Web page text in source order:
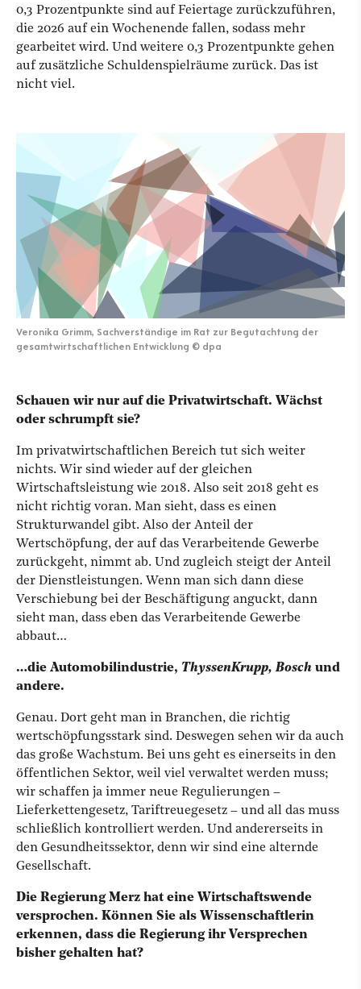
0,3 Prozentpunkte sind auf Feiertage zurückzuführen,
die 2026 auf ein Wochenende fallen, sodass mehr
gearbeitet wird. Und weitere 0,3 Prozentpunkte gehen
auf zusätzliche Schuldenspielräume zurück. Das ist
nicht viel.
Veronika Grimm, Sachverständige im Rat zur Begutachtung der
gesamtwirtschaftlichen Entwicklung © dpa
Schauen wir nur auf die Privatwirtschaft. Wächst
oder schrumpft sie?
Im privatwirtschaftlichen Bereich tut sich weiter
nichts. Wir sind wieder auf der gleichen
Wirtschaftsleistung wie 2018. Also seit 2018 geht es
nicht richtig voran. Man sieht, dass es einen
Strukturwandel gibt. Also der Anteil der
Wertschöpfung, der auf das Verarbeitende Gewerbe
zurückgeht, nimmt ab. Und zugleich steigt der Anteil
der Dienstleistungen. Wenn man sich dann diese
Verschiebung bei der Beschäftigung anguckt, dann
sieht man, dass eben das Verarbeitende Gewerbe
abbaut…
…die Automobilindustrie, ThyssenKrupp, Bosch und
andere.
Genau. Dort geht man in Branchen, die richtig
wertschöpfungsstark sind. Deswegen sehen wir da auch
das große Wachstum. Bei uns geht es einerseits in den
öffentlichen Sektor, weil viel verwaltet werden muss;
wir schaffen ja immer neue Regulierungen –
Lieferkettengesetz, Tariftreuegesetz – und all das muss
schließlich kontrolliert werden. Und andererseits in
den Gesundheitssektor, denn wir sind eine alternde
Gesellschaft.
Die Regierung Merz hat eine Wirtschaftswende
versprochen. Können Sie als Wissenschaftlerin
erkennen, dass die Regierung ihr Versprechen
bisher gehalten hat?